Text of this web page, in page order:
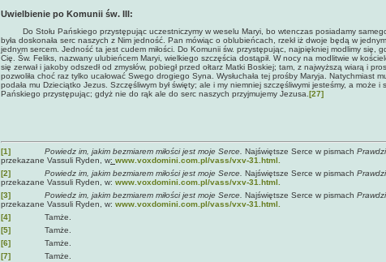
Uwielbienie po Komunii św. III:
Do Stołu Pańskiego przystępując uczestniczymy w weselu Maryi, bo wtenczas posiadamy
była doskonała serc naszych z Nim jedność. Pan mówiąc o oblubieńcach, rzekł iż dwoje będą w
jednym sercem. Jedność ta jest cudem miłości. Do Komunii św. przystępując, najpiękniej modlimy się,
Cię. Św. Feliks, nazwany ulubieńcem Maryi, wielkiego szczęścia dostąpił. W nocy na modlitwie w
się zerwał i jakoby odszedł od zmysłów, pobiegł przed ołtarz Matki Boskiej; tam, z najwyższą wiarą i
pozwoliła choć raz tylko ucałować Swego drogiego Syna. Wysłuchała tej prośby Maryja. Natychmiast
podała mu Dzieciątko Jezus. Szczęśliwym był święty; ale i my niemniej szczęśliwymi jesteśmy, a może i
Pańskiego przystępując; gdyż nie do rąk ale do serc naszych przyjmujemy Jezusa.[27]
[1] Powiedz im, jakim bezmiarem miłości jest moje Serce. Najświętsze Serce w pismach
przekazane Vassuli Ryden, w: www.voxdomini.com.pl/vass/vxv-31.html.
[2]
Powiedz im, jakim bezmiarem miłości jest moje Serce. Najświętsze Serce w pismach
przekazane Vassuli Ryden, w: www.voxdomini.com.pl/vass/vxv-31.html.
[3]
Powiedz im, jakim bezmiarem miłości jest moje Serce. Najświętsze Serce w pismach
przekazane Vassuli Ryden, w: www.voxdomini.com.pl/vass/vxv-31.html.
[4] Tamże.
[5] Tamże.
[6] Tamże.
[7] Tamże.